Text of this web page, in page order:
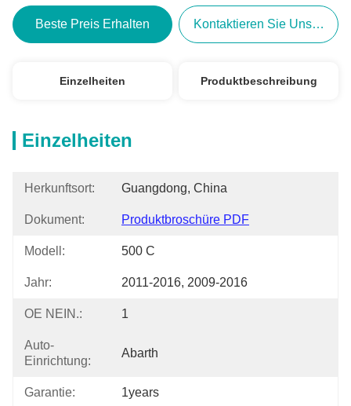
Beste Preis Erhalten Kontaktieren Sie Uns Jetzt
Einzelheiten Produktbeschreibung
Einzelheiten
Herkunftsort: Guangdong, China
Dokument: Produktbroschüre PDF
Modell: 500 C
Jahr: 2011-2016, 2009-2016
OE NEIN.: 1
Auto-
Einrichtung:
Abarth
Garantie: 1years